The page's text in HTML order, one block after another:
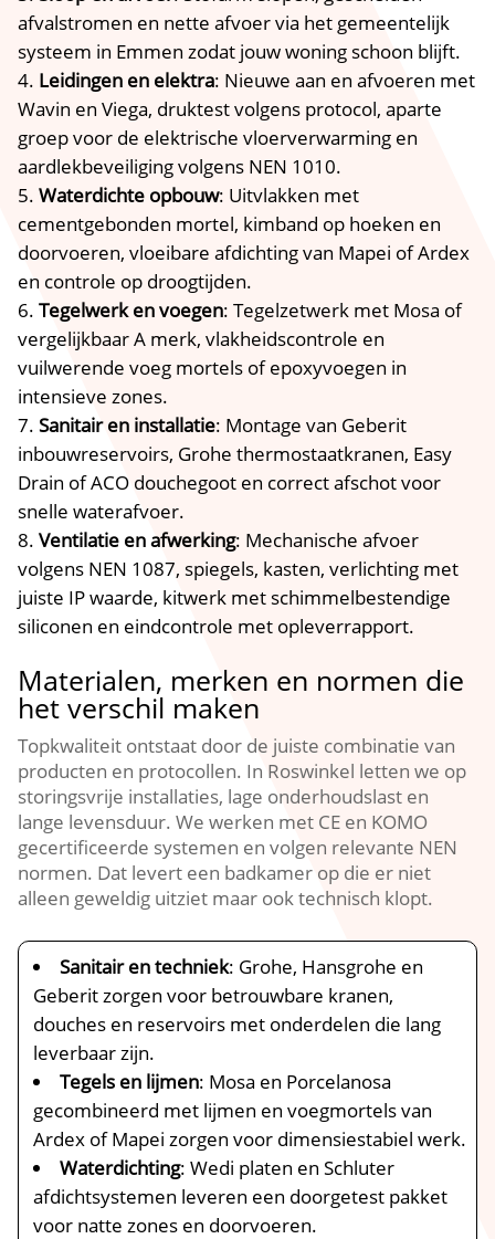
afvalstromen en nette afvoer via het gemeentelijk
systeem in Emmen zodat jouw woning schoon blijft.
Leidingen en elektra: Nieuwe aan en afvoeren met
Wavin en Viega, druktest volgens protocol, aparte
groep voor de elektrische vloerverwarming en
aardlekbeveiliging volgens NEN 1010.
Waterdichte opbouw: Uitvlakken met
cementgebonden mortel, kimband op hoeken en
doorvoeren, vloeibare afdichting van Mapei of Ardex
en controle op droogtijden.
Tegelwerk en voegen: Tegelzetwerk met Mosa of
vergelijkbaar A merk, vlakheidscontrole en
vuilwerende voeg mortels of epoxyvoegen in
intensieve zones.
Sanitair en installatie: Montage van Geberit
inbouwreservoirs, Grohe thermostaatkranen, Easy
Drain of ACO douchegoot en correct afschot voor
snelle waterafvoer.
Ventilatie en afwerking: Mechanische afvoer
volgens NEN 1087, spiegels, kasten, verlichting met
juiste IP waarde, kitwerk met schimmelbestendige
siliconen en eindcontrole met opleverrapport.
Materialen, merken en normen die
het verschil maken
Topkwaliteit ontstaat door de juiste combinatie van
producten en protocollen. In Roswinkel letten we op
storingsvrije installaties, lage onderhoudslast en
lange levensduur. We werken met CE en KOMO
gecertificeerde systemen en volgen relevante NEN
normen. Dat levert een badkamer op die er niet
alleen geweldig uitziet maar ook technisch klopt.
Sanitair en techniek: Grohe, Hansgrohe en
Geberit zorgen voor betrouwbare kranen,
douches en reservoirs met onderdelen die lang
leverbaar zijn.
Tegels en lijmen: Mosa en Porcelanosa
gecombineerd met lijmen en voegmortels van
Ardex of Mapei zorgen voor dimensiestabiel werk.
Waterdichting: Wedi platen en Schluter
afdichtsystemen leveren een doorgetest pakket
voor natte zones en doorvoeren.